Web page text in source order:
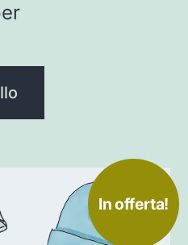
In offerta!